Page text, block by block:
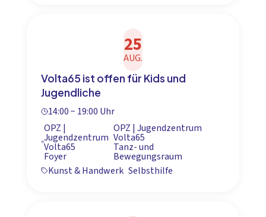
25
AUG.
Volta65 ist offen für Kids und
Jugendliche
14:00 − 19:00 Uhr
OPZ |
Jugendzentrum
Volta65
Foyer
OPZ | Jugendzentrum
Volta65
Tanz- und
Bewegungsraum
Kunst & Handwerk Selbsthilfe